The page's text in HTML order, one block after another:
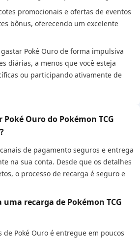
promocionais e ofertas de eventos
bônus, oferecendo um excelente
Poké Ouro de forma impulsiva
diárias, a menos que você esteja
ou participando ativamente de
Ouro do Pokémon TCG
de pagamento seguros e entrega
na sua conta. Desde que os detalhes
o processo de recarga é seguro e
recarga de Pokémon TCG
de Poké Ouro é entregue em poucos